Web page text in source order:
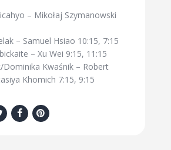
– Mikołaj Szymanowski
– Samuel Hsiao 10:15, 7:15
– Xu Wei 9:15, 11:15
Dominika Kwaśnik – Robert
Khomich 7:15, 9:15